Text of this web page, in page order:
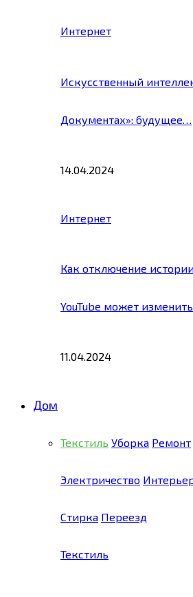
Интернет
Искусственный
Документах»: будущее…
14.04.2024
Интернет
Как отключение
YouTube может
11.04.2024
Дом
Текстиль Уборка Ремонт
Электричество
Стирка Переезд
Текстиль